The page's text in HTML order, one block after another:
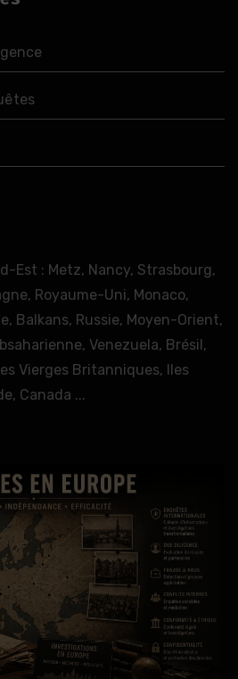
Est : Metz, Nancy, Strasbourg,
Royaume-Uni, Monaco,
Balkans, Russie, Moyen-Orient,
Venezuela, Brésil,
Vierges Britanniques, Iles
Canada ...